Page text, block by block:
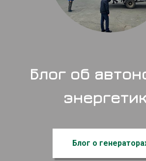
Блог об
Блог о